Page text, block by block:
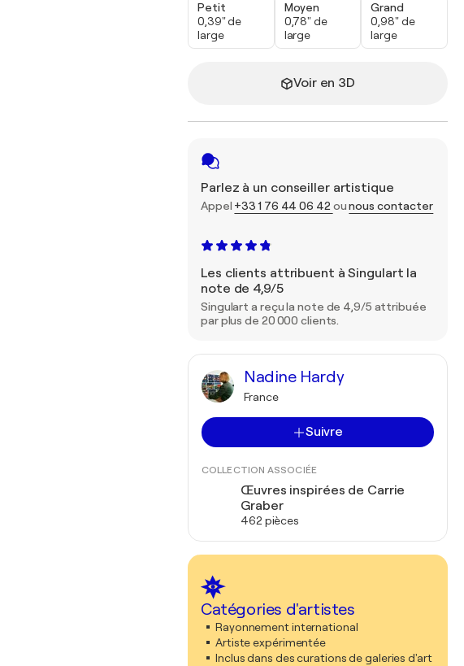
Petit
0,39" de
large
Moyen
0,78" de
large
Grand
0,98" de
large
Voir en 3D
Parlez à un conseiller artistique
Appel +33 1 76 44 06 42 ounous contacter
Les clients attribuent à Singulart la
note de 4,9/5
Singulart a reçu la note de 4,9/5 attribuée
par plus de 20 000 clients.
Nadine Hardy
France
Suivre
COLLECTION ASSOCIÉE
Œuvres inspirées de Carrie
Graber
462 pièces
Catégories d'artistes
Rayonnement international
Artiste expérimentée
Inclus dans des curations de galeries d'art